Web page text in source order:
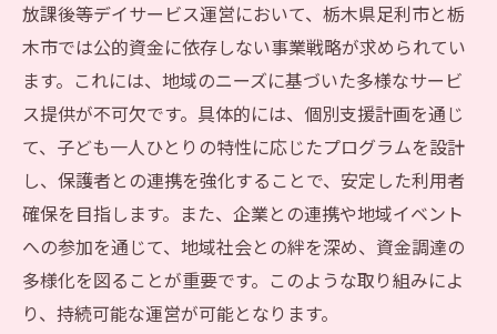
放課後等デイサービス運営において、栃木県足利市と栃
木市では公的資金に依存しない事業戦略が求められてい
ます。これには、地域のニーズに基づいた多様なサービ
ス提供が不可欠です。具体的には、個別支援計画を通じ
て、子ども一人ひとりの特性に応じたプログラムを設計
し、保護者との連携を強化することで、安定した利用者
確保を目指します。また、企業との連携や地域イベント
への参加を通じて、地域社会との絆を深め、資金調達の
多様化を図ることが重要です。このような取り組みによ
り、持続可能な運営が可能となります。